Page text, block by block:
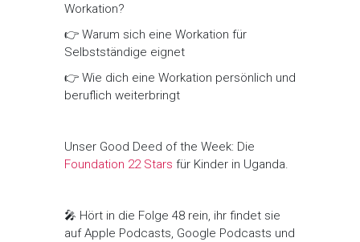
Workation?
👉 Warum sich eine Workation für
Selbstständige eignet
👉 Wie dich eine Workation persönlich und
beruflich weiterbringt
Unser Good Deed of the Week: Die
Foundation 22 Stars für Kinder in Uganda.
🎤 Hört in die Folge 48 rein, ihr findet sie
auf Apple Podcasts, Google Podcasts und